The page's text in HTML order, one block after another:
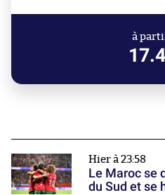
à
Hier à 23:58
Le Maroc se
du Sud et se